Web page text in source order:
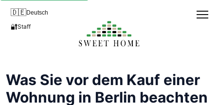
🇩🇪Deutsch
🔐Staff
Was Sie vor dem Kauf einer
Wohnung in Berlin beachten